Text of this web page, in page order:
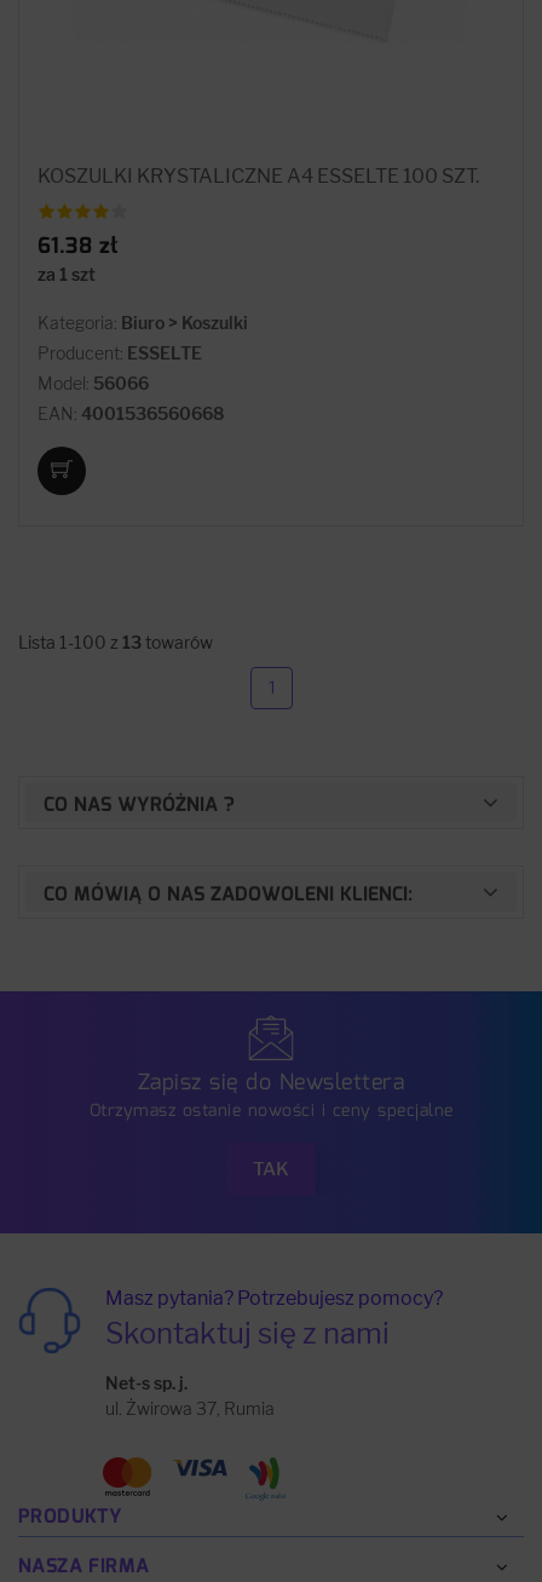
KOSZULKI KRYSTALICZNE A4 ESSELTE 100 SZT.
61.38 zł
za 1 szt
Kategoria: Biuro > Koszulki
Producent: ESSELTE
Model: 56066
EAN: 4001536560668
Lista 1-100 z 13towarów
1
CO NAS WYRÓŻNIA ?
CO MÓWIĄ O NAS ZADOWOLENI KLIENCI:
Zapisz się do Newslettera
Otrzymasz ostanie nowości i ceny specjalne
Masz pytania? Potrzebujesz pomocy?
Skontaktuj się z nami
Net-s sp. j.
ul. Żwirowa 37, Rumia
PRODUKTY
NASZA FIRMA